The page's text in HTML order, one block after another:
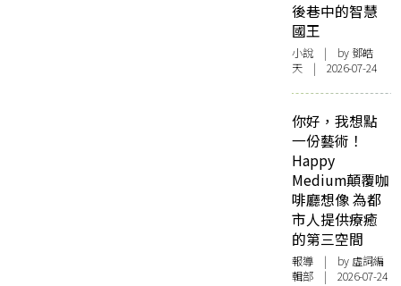
後巷中的智慧
國王
小說 | by 鄧皓
天 | 2026-07-24
你好，我想點
一份藝術！
Happy
Medium顛覆咖
啡廳想像 為都
市人提供療癒
的第三空間
報導 | by 虛詞編
輯部 | 2026-07-24